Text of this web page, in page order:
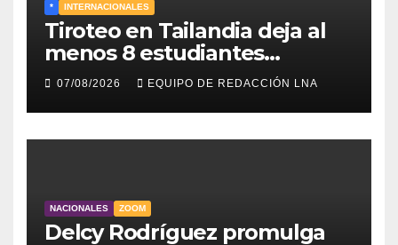
* INTERNACIONALES
Tiroteo en Tailandia deja al
menos 8 estudiantes
muertos y 30 heridos
07/08/2026 EQUIPO DE REDACCIÓN LNA
NACIONALES ZOOM
Delcy Rodríguez promulga